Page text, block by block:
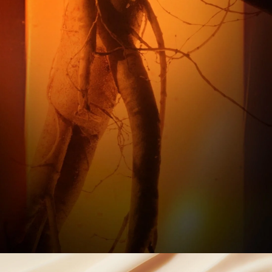
SELAMA 60 TAHUN UNTUK MEMPERKUAT